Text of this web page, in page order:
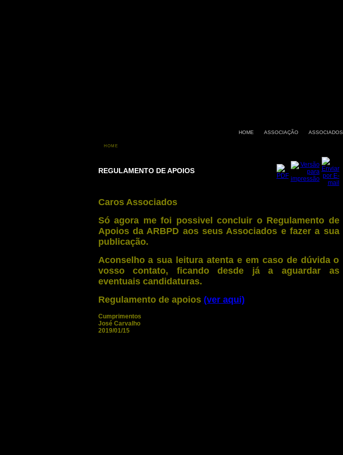
HOME ASSOCIAÇÃO ASSOCIADOS
HOME
REGULAMENTO DE APOIOS
Caros Associados
Só agora me foi possivel concluir o Regulamento de
Apoios da ARBPD aos seus Associados e fazer a sua
publicação.
Aconselho a sua leitura atenta e em caso de dúvida o
vosso contato, ficando desde já a aguardar as
eventuais candidaturas.
Regulamento de apoios (ver aqui)
Cumprimentos
José Carvalho
2019/01/15